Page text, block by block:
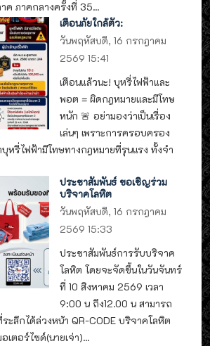
ค ภาคกลางครั้งที่ 35...
เตือนภัยใกล้ตัว:
วันพฤหัสบดี, 16 กรกฎาคม
2569 15:41
เตือนแล้วนะ! บุหรี่ไฟฟ้าและ
พอต = ผิดกฎหมายและมีโทษ
หนัก 🚨 อย่ามองว่าเป็นเรื่อง
เล่นๆ เพราะการครอบครอง
บุหรี่ไฟฟ้ามีโทษทางกฎหมายที่รุนแรง ทั้งจำ
ประชาสัมพันธ์ ขอเชิญร่วม
บริจาคโลหิต
วันพฤหัสบดี, 16 กรกฎาคม
2569 15:33
ประชาสัมพันธ์การรับบริจาค
โลหิต โดยจะจัดขึ้นในวันจันทร์
ที่ 10 สิงหาคม 2569 เวลา
9:00 น ถึง12.00 น สามารถ
ะลึกได้ล่วงหน้า QR-CODE บริจาคโลหิต
เตอร์ไซด์(นายเจ่า)...